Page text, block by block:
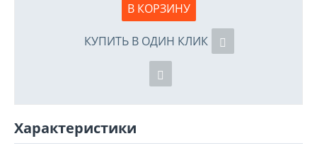
В КОРЗИНУ
КУПИТЬ В ОДИН КЛИК
Характеристики